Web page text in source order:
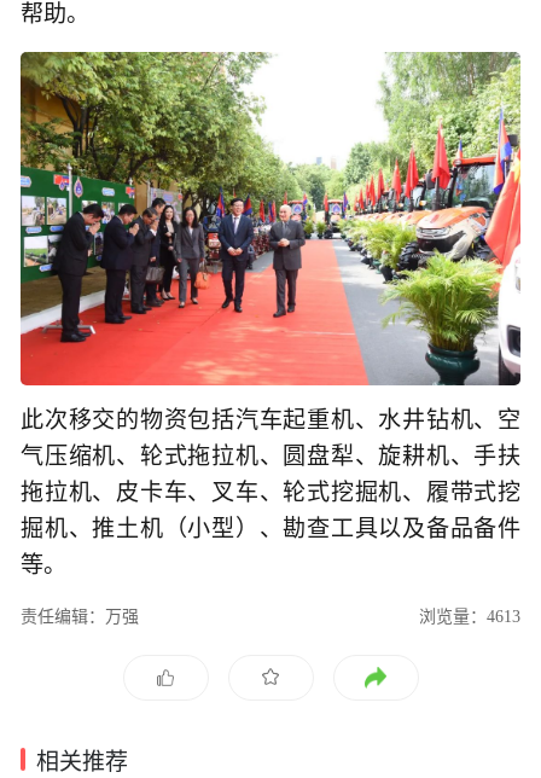
帮助。
此次移交的物资包括汽车起重机、水井钻机、空
气压缩机、轮式拖拉机、圆盘犁、旋耕机、手扶
拖拉机、皮卡车、叉车、轮式挖掘机、履带式挖
掘机、推土机（小型）、勘查工具以及备品备件
等。
责任编辑：万强 浏览量：4613
相关推荐